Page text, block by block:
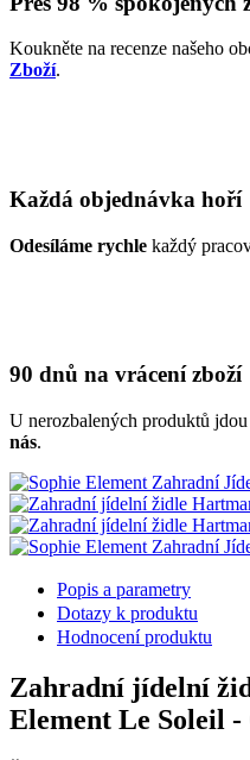
Koukněte na recenze našeho
Zboží.
Každá objednávka hoří
Odesíláme rychle každý
90 dnů na vrácení zboží
U nerozbalených produktů jdou
nás.
Popis a parametry
Dotazy k produktu
Hodnocení produktu
Zahradní jídelní
Element Le Soleil